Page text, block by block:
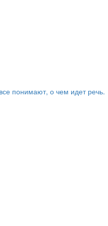
понимают, о чем идет речь.